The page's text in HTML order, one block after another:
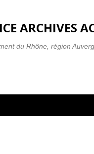
ARCHIVES
du Rhône, région